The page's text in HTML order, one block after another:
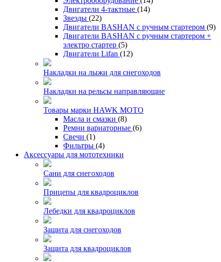
Двигатели 4-тактные (14)
Звезды (22)
Двигатели BASHAN с ручным стартером (9)
Двигатели BASHAN с ручным стартером +
электро стартер (5)
Двигатели Lifan (12)
Накладки на лыжи для снегоходов
Накладки на рельсы направляющие
Товары марки HAWK MOTO
Масла и смазки (8)
Ремни вариаторные (6)
Свечи (1)
Фильтры (4)
Аксессуары для мототехники
Сани для снегоходов
Прицепы для квадроциклов
Лебедки для квадроциклов
Защита для снегоходов
Защита для квадроциклов